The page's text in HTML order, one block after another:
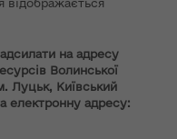
відображається
на адресу
Волинської
Луцьк, Київський
електронну адресу: